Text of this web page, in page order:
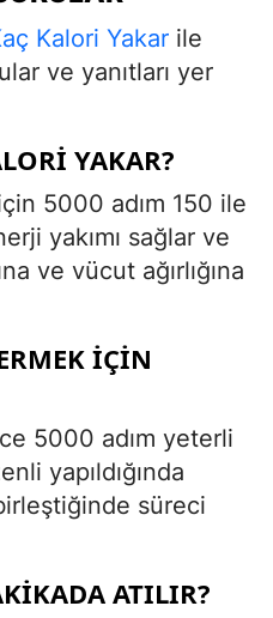
Kalori Yakar ile
ve yanıtları yer
YAKAR?
5000 adım 150 ile
yakımı sağlar ve
ve vücut ağırlığına
İÇIN
5000 adım yeterli
yapıldığında
süreci
ATILIR?